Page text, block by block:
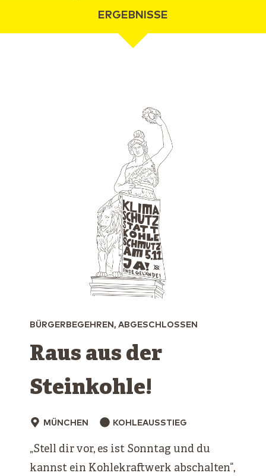
ERGEBNISSE
BÜRGERBEGEHREN, ABGESCHLOSSEN
Raus aus der
Steinkohle!
MÜNCHEN KOHLEAUSSTIEG
„Stell dir vor, es ist Sonntag und du
kannst ein Kohlekraftwerk abschalten“,